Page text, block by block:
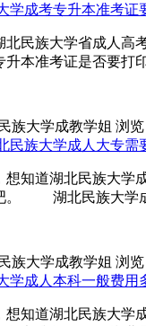
学成考专升本准考证
北民族大学省成人高
升本准考证是否要打
族大学成教学姐 浏览
民族大学成人大专需
道湖北民族大学成
。 湖北民族大学
族大学成教学姐 浏览
学成人本科一般费用
道湖北民族大学成